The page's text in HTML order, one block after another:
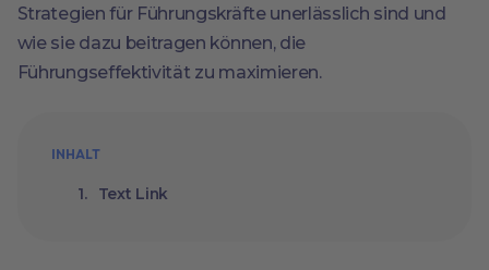
Strategien für Führungskräfte unerlässlich sind und
wie sie dazu beitragen können, die
Führungseffektivität zu maximieren.
INHALT
Text Link